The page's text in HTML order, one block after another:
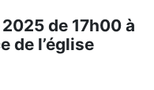
de 17h00 à
de l’église